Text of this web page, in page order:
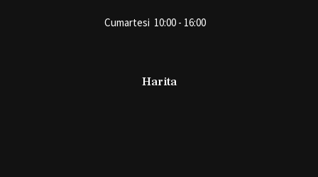
Cumartesi 10:00 - 16:00
Harita